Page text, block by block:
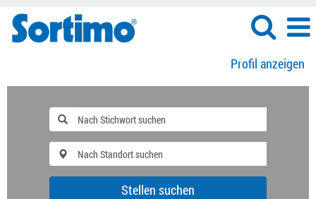
Profil anzeigen
Stellen suchen